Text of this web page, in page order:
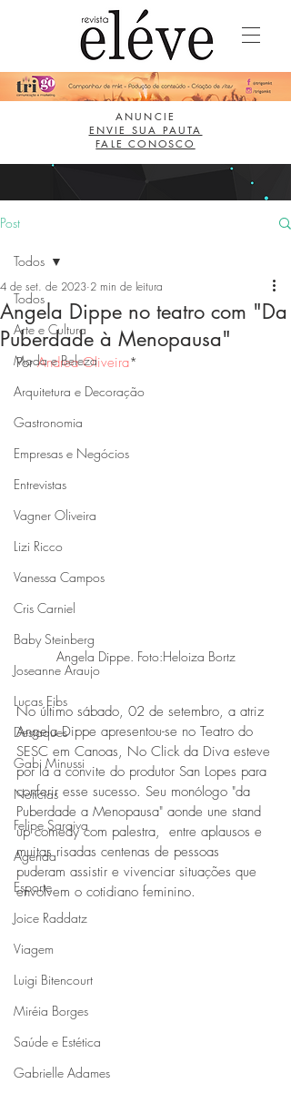
ANUNCIE
ENVIE SUA PAUTA
FALE CONOSCO
Post
Todos
Arte e Cultura
Moda e Beleza
Arquitetura e Decoração
Gastronomia
Empresas e Negócios
Entrevistas
Vagner Oliveira
Lizi Ricco
Vanessa Campos
Cris Carniel
Baby Steinberg
Joseanne Araujo
Lucas Eibs
Destaques
Gabi Minussi
Notícias
Felipe Saraiva
Agenda
Esporte
Joice Raddatz
Viagem
Luigi Bitencourt
Miréia Borges
Saúde e Estética
Gabrielle Adames
Todos
Angela Dippe no teatro com "Da
Puberdade à Menopausa"
4 de set. de 2023 2 min de leitura
Por Andrea Oliveira*
Angela Dippe. Foto:Heloiza Bortz
No último sábado, 02 de setembro, a atriz
Angela Dippe apresentou-se no Teatro do
SESC em Canoas, No Click da Diva esteve
por lá a convite do produtor San Lopes para
conferir esse sucesso. Seu monólogo "da
Puberdade a Menopausa" aonde une stand
up comedy com palestra,  entre aplausos e
muitas risadas centenas de pessoas
puderam assistir e vivenciar situações que
envolvem o cotidiano feminino.